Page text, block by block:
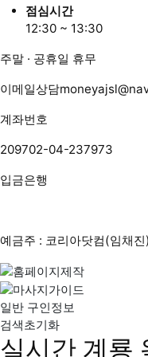
점심시간
12:30 ~ 13:30
주말 · 공휴일 휴무
이메일상담
계좌번호
209702-04-237973
입금은행
예금주 : 코리아닷컴(임채진)
일반 구인정보
검색초기화
실시간 계룡